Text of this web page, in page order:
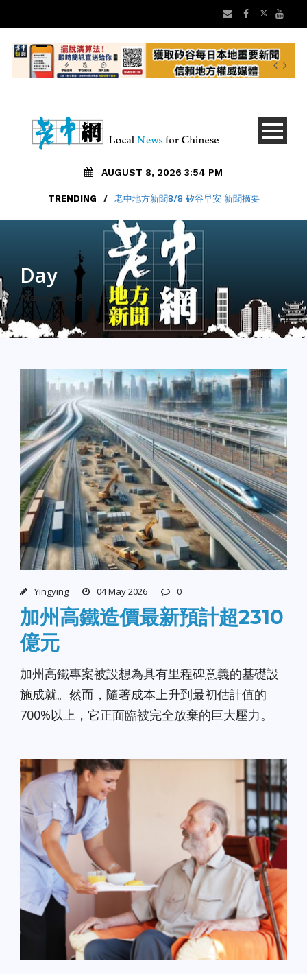
AUGUST 8, 2026 3:54 PM
TRENDING / 老中地方新聞8/8 矽谷早安 新聞摘要
Day
May 4, 2026
Yingying 04 May 2026 0
加州高鐵造價最新預計超2310
億元
加州高鐵專案被設想為具有里程碑意義的基礎設
施成就。然而，隨著成本上升到最初估計值的
700%以上，它正面臨被完全放棄的巨大壓力。